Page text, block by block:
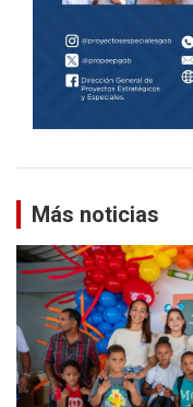
Más noticias